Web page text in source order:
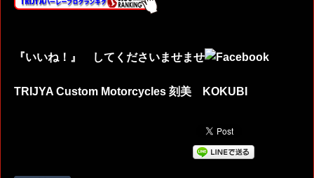
『いいね！』 してくださいませませ
TRIJYA Custom Motorcycles 刻美 KOKUBI